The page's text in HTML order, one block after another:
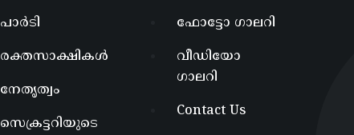
പാർടി
രക്തസാക്ഷികൾ
നേതൃത്വം
സെക്രട്ടറിയുടെ
ഫോട്ടോ ഗാലറി
വീഡിയോ
ഗാലറി
Contact Us